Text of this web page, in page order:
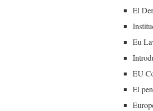
El
Eu
EU
El